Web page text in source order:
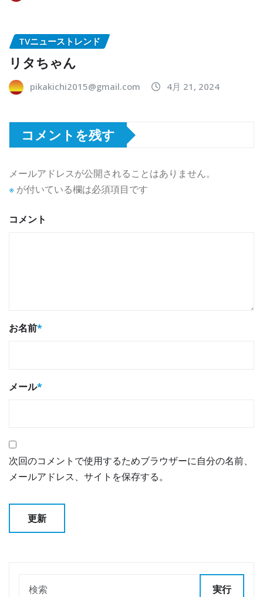
TVニューストレンド
リタちゃん
pikakichi2015@gmail.com 4月 21, 2024
コメントを残す
メールアドレスが公開されることはありません。
※ が付いている欄は必須項目です
コメント
お名前*
メール*
次回のコメントで使用するためブラウザーに自分の名前、
メールアドレス、サイトを保存する。
実行